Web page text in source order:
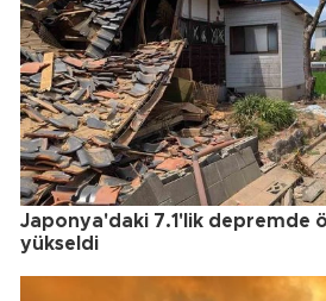
Japonya'daki 7.1'lik depremde
yükseldi